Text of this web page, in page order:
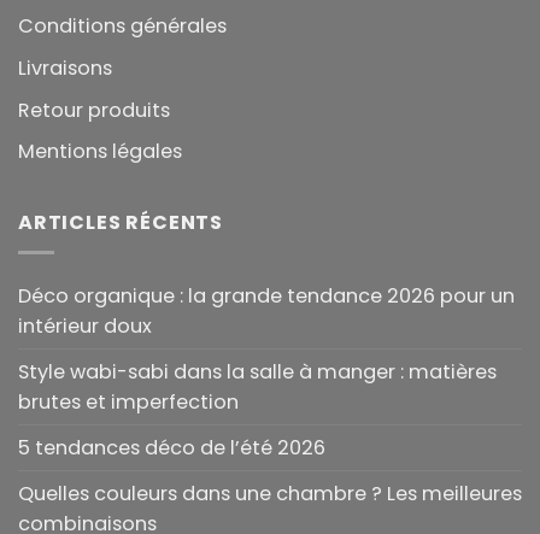
Conditions générales
Livraisons
Retour produits
Mentions légales
ARTICLES RÉCENTS
Déco organique : la grande tendance 2026 pour un
intérieur doux
Style wabi-sabi dans la salle à manger : matières
brutes et imperfection
5 tendances déco de l’été 2026
Quelles couleurs dans une chambre ? Les meilleures
combinaisons